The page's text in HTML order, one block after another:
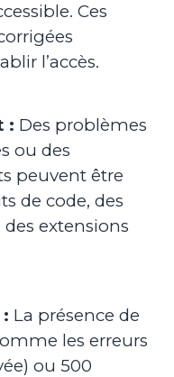
Ces
l’accès.
: Des problèmes
ou des
peuvent être
de code, des
extensions
La présence de
les erreurs
ou 500